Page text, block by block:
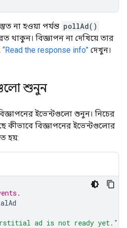
না হওয়া পর্যন্ত pollAd()
থাকুন। বিজ্ঞাপন না দেখিয়ে তার
“Read the response info” দেখুন।
শুনুন
ইভেন্টগুলো শুনুন। নিচের
কীভাবে বিজ্ঞাপনের ইভেন্টগুলোর
হয়:
ad is not ready yet."